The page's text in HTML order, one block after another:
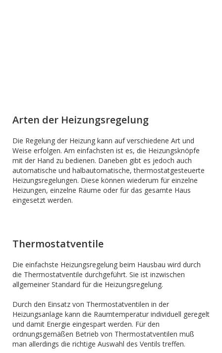
Arten der Heizungsregelung
Die Regelung der Heizung kann auf verschiedene Art und
Weise erfolgen. Am einfachsten ist es, die Heizungsknöpfe
mit der Hand zu bedienen. Daneben gibt es jedoch auch
automatische und halbautomatische, thermostatgesteuerte
Heizungsregelungen. Diese können wiederum für einzelne
Heizungen, einzelne Räume oder für das gesamte Haus
eingesetzt werden.
Thermostatventile
Die einfachste Heizungsregelung beim Hausbau wird durch
die Thermostatventile durchgeführt. Sie ist inzwischen
allgemeiner Standard für die Heizungsregelung.
Durch den Einsatz von Thermostatventilen in der
Heizungsanlage kann die Raumtemperatur individuell geregelt
und damit Energie eingespart werden. Für den
ordnungsgemäßen Betrieb von Thermostatventilen muß
man allerdings die richtige Auswahl des Ventils treffen.